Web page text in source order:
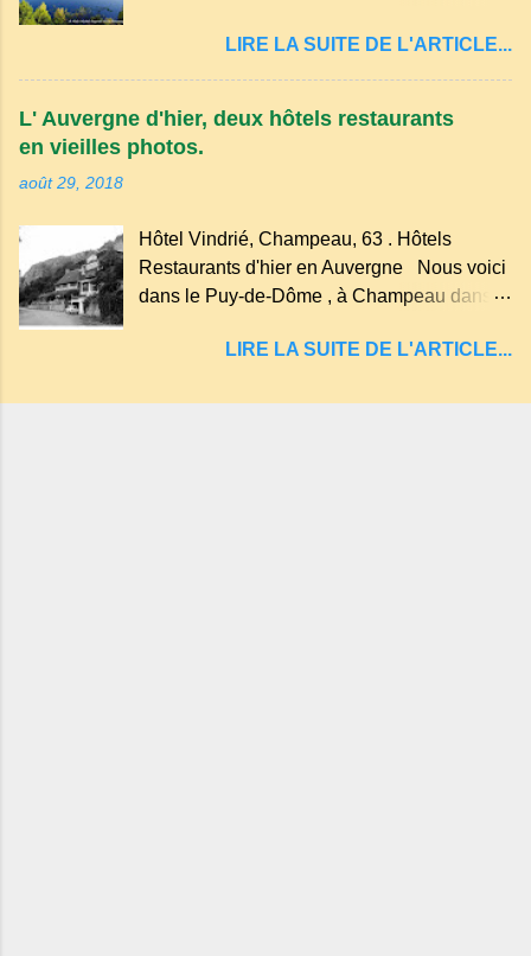
des souvenirs tout cela dans un grand parc
arboré.
d'explosion) rempli d’eau, appelé : le Lac de
Tazenat ou Tazanat, il est le premier et le
plus au nord de la Chaîne des Puys qui en
compte près de soixante. En Auvergne
"sans fond" et en forme d'entonnoir
entraînant vers les entrailles de la terre, les
malheureux qui s'approchaient trop de
LIRE LA SUITE DE L'ARTICLE...
L' Auvergne d'hier, deux hôtels restaurants
en vieilles photos.
août 29, 2018
Hôtel Vindrié, Champeau, 63 . Hôtels
Restaurants d'hier en Auvergne Nous voici
dans le Puy-de-Dôme , à Champeau dans
Servant . L'Hôtel-Restaurant Vindrié était
son jambon de pays et son poulet cocotte,
LIRE LA SUITE DE L'ARTICLE...